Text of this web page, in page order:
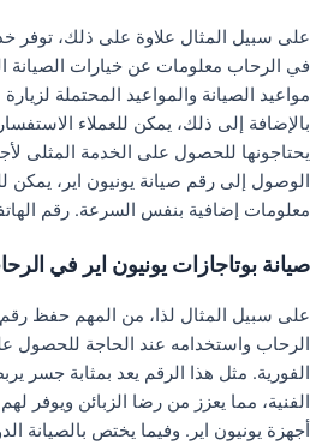
في الرحاب معلومات عن خيارات الصيانة
مواعيد الصيانة والمواعيد المحتملة
بالإضافة إلى ذلك، يمكن للعملاء
يحتاجونها للحصول على الخدمة المثلى
الوصول إلى رقم صيانة يونيون اير، يمكن
معلومات إضافية بنفس السرعة. رقم الهاتف
صيانة بوتاجازات يونيون اير في
الرحاب واستخدامه عند الحاجة للحصول
الفورية. مثل هذا الرقم يعد بمثابة جسر
الفنية، مما يعزز من رضا الزبائن ويوفر
أجهزة يونيون اير. وفيما يختص بالصيانة